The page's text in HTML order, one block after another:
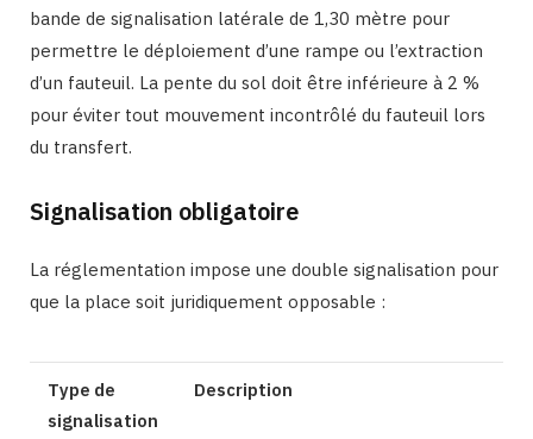
bande de signalisation latérale de 1,30 mètre pour
permettre le déploiement d’une rampe ou l’extraction
d’un fauteuil. La pente du sol doit être inférieure à 2 %
pour éviter tout mouvement incontrôlé du fauteuil lors
du transfert.
Signalisation obligatoire
La réglementation impose une double signalisation pour
que la place soit juridiquement opposable :
Type de
signalisation
Description